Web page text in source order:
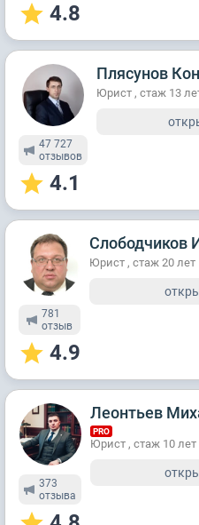
4.8
47 727
отзывов
4.1
Плясунов
Юрист , стаж 13
781
отзыв
4.9
Слободчиков
Юрист , стаж 20 лет
373
отзывa
Леонтьев
PRO
Юрист , стаж 10 лет